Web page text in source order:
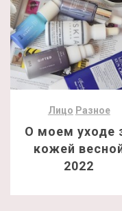
Лицо Разное
О моем уходе
кожей
2022